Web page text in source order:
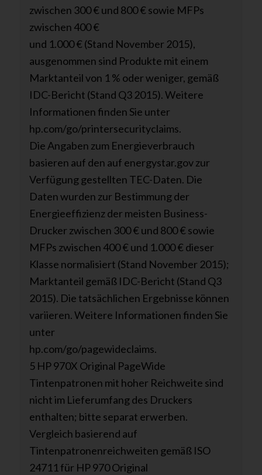
zwischen 300 € und 800 € sowie MFPs
zwischen 400 €
und 1.000 € (Stand November 2015),
ausgenommen sind Produkte mit einem
Marktanteil von 1 % oder weniger, gemäß
IDC-Bericht (Stand Q3 2015). Weitere
Informationen finden Sie unter
hp.com/go/printersecurityclaims.
Die Angaben zum Energieverbrauch
basieren auf den auf energystar.gov zur
Verfügung gestellten TEC-Daten. Die
Daten wurden zur Bestimmung der
Energieeffizienz der meisten Business-
Drucker zwischen 300 € und 800 € sowie
MFPs zwischen 400 € und 1.000 € dieser
Klasse normalisiert (Stand November 2015);
Marktanteil gemäß IDC-Bericht (Stand Q3
2015). Die tatsächlichen Ergebnisse können
variieren. Weitere Informationen finden Sie
unter
hp.com/go/pagewideclaims.
5 HP 970X Original PageWide
Tintenpatronen mit hoher Reichweite sind
nicht im Lieferumfang des Druckers
enthalten; bitte separat erwerben.
Vergleich basierend auf
Tintenpatronenreichweiten gemäß ISO
24711 für HP 970 Original